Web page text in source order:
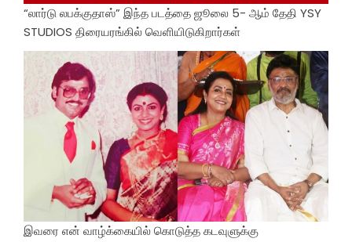
“லார்டு லபக்குதாஸ்” இந்த படத்தை ஜூலை 5- ஆம் தேதி YSY
STUDIOS திரையரங்கில் வெளியிடுகிறார்கள்
இவரை என் வாழ்க்கையில் கொடுத்த கடவுளுக்கு